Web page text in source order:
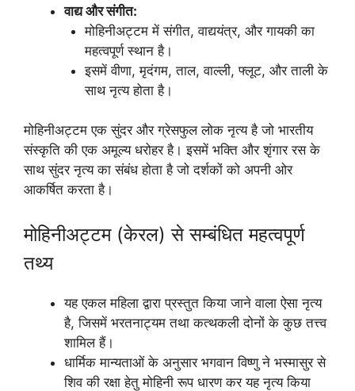
वाद्य और संगीत:
मोहिनीअट्टम में संगीत, वाद्ययंत्र, और गायकी का
महत्वपूर्ण स्थान है।
इसमें वीणा, मृदंगम, ताल, वाल्ली, फ्लूट, और ताली के
साथ नृत्य होता है।
मोहिनीअट्टम एक सुंदर और ग्रेसफुल लोक नृत्य है जो भारतीय
संस्कृति की एक अमूल्य धरोहर है। इसमें भक्ति और शृंगार रस के
साथ सुंदर नृत्य का संबंध होता है जो दर्शकों को अपनी ओर
आकर्षित करता है।
मोहिनीअट्टम (केरल) से सम्बंधित महत्वपूर्ण
तथ्य
यह एकल महिला द्वारा प्रस्तुत किया जाने वाला ऐसा नृत्य
है, जिसमें भरतनाट्यम तथा कत्थकली दोनों के कुछ तत्त्व
शामिल हैं।
धार्मिक मान्यताओं के अनुसार भगवान विष्णु ने भस्मासुर से
शिव की रक्षा हेतु मोहिनी रूप धारण कर यह नृत्य किया